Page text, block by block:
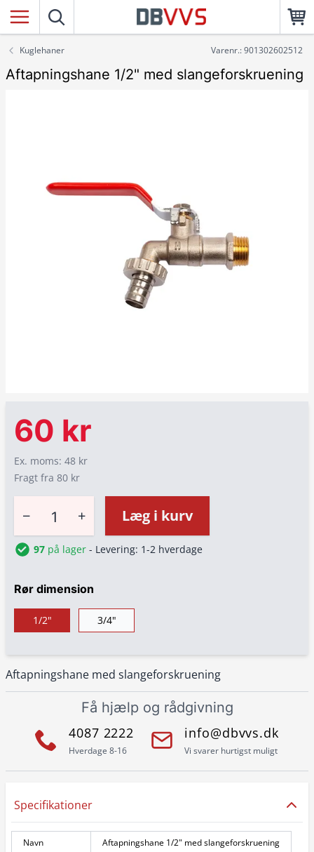
Kuglehaner Varenr.: 901302602512
Aftapningshane 1/2" med slangeforskruening
Aftapningshane med slangeforskruening
60 kr
Ex. moms: 48 kr
Fragt fra 80 kr
− + Læg i kurv
97 på lager - Levering: 1-2 hverdage
Rør dimension
1/2" 3/4"
Få hjælp og rådgivning
4087 2222
Hverdage 8-16
info@dbvvs.dk
Vi svarer hurtigst muligt
Specifikationer
Navn
Aftapningshane 1/2" med slangeforskruening